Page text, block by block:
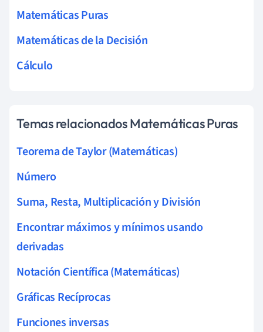
Matemáticas Puras
Matemáticas de la Decisión
Cálculo
Temas relacionados Matemáticas Puras
Teorema de Taylor (Matemáticas)
Número
Suma, Resta, Multiplicación y División
Encontrar máximos y mínimos usando
derivadas
Notación Científica (Matemáticas)
Gráficas Recíprocas
Funciones inversas